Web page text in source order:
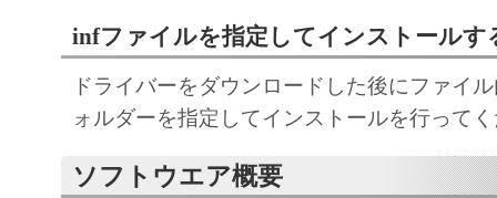
てを廃棄および消去することにより、本契
ることができます。
(3) お客様が本契約書のいずれかの条項に
契約書は直ちに終了します。
やかに、「本ソフトウェア」およびその複
infファイルを指定してインストールす
ドライバーをダウンロードした後にファイ
ォルダーを指定してインストールを行って
ソフトウエア概要